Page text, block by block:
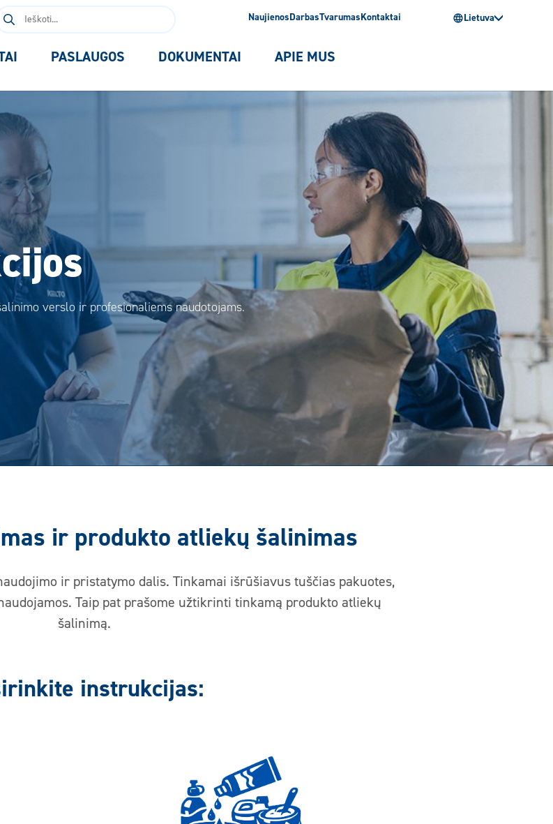
Ieškoti: NaujienosDarbasTvarumasKontaktai Lietuva
PASLAUGOS DOKUMENTAI APIE MUS
verslo ir profesionaliems naudotojams.
ir produkto atliekų šalinimas
ir pristatymo dalis. Tinkamai išrūšiavus tuščias pakuotes,
Taip pat prašome užtikrinti tinkamą produkto atliekų
šalinimą.
instrukcijas: